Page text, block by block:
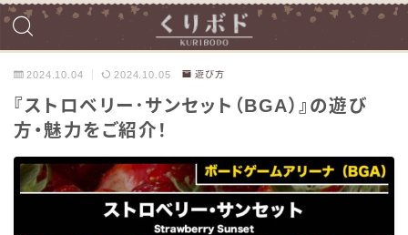
2024.10.04 2024.10.05 遊び方
『ストロベリー･サンセット（BGA）』の遊び
方・魅力をご紹介！